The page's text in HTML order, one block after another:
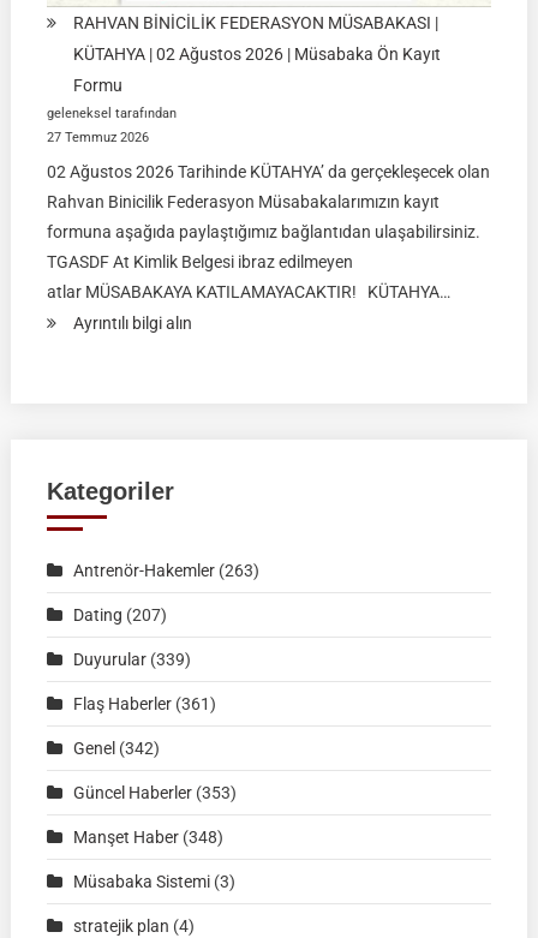
RAHVAN BİNİCİLİK FEDERASYON MÜSABAKASI |
KÜTAHYA | 02 Ağustos 2026 | Müsabaka Ön Kayıt
Formu
geleneksel tarafından
27 Temmuz 2026
02 Ağustos 2026 Tarihinde KÜTAHYA’ da gerçekleşecek olan
Rahvan Binicilik Federasyon Müsabakalarımızın kayıt
formuna aşağıda paylaştığımız bağlantıdan ulaşabilirsiniz.
TGASDF At Kimlik Belgesi ibraz edilmeyen
atlar MÜSABAKAYA KATILAMAYACAKTIR! KÜTAHYA…
Ayrıntılı bilgi alın:
02
2026
Müsabaka
Ön
Formu
Kategoriler
Antrenör-Hakemler(263)
Dating (207)
Duyurular(339)
Flaş Haberler(361)
Genel (342)
Güncel Haberler(353)
Manşet Haber(348)
Müsabaka Sistemi(3)
stratejik plan (4)